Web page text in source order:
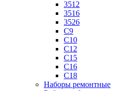
3512
3516
3526
C9
C10
C12
C15
C16
C18
Наборы ремонтные